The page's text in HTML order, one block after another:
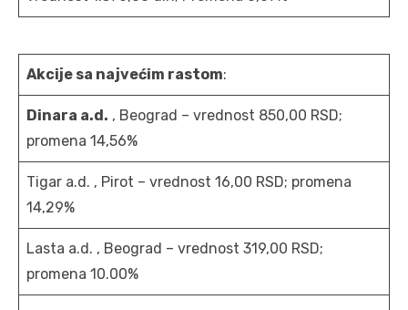
Akcije sa najvećim rastom:
Dinara a.d. , Beograd – vrednost 850,00 RSD;
promena 14,56%
Tigar a.d. , Pirot – vrednost 16,00 RSD; promena
14,29%
Lasta a.d. , Beograd – vrednost 319,00 RSD;
promena 10.00%